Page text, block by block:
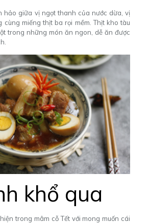
hảo giữa vị ngọt thanh của nước dừa, vị
miếng thịt ba rọi mềm. Thịt kho tàu
trong những món ăn ngon, dễ ăn được
khổ qua
trong mâm cỗ Tết với mong muốn cái